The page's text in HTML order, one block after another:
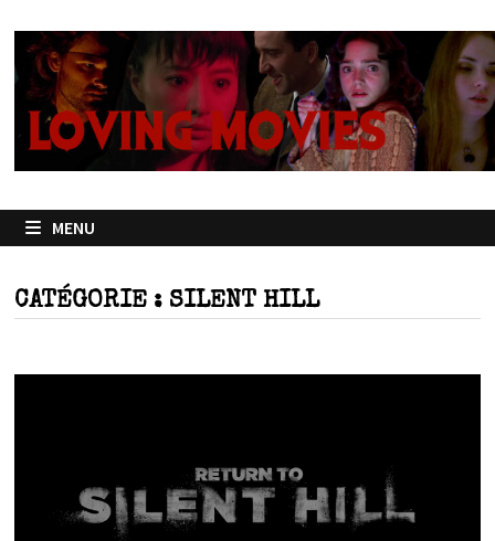
contenu
MENU
CATÉGORIE : SILENT HILL